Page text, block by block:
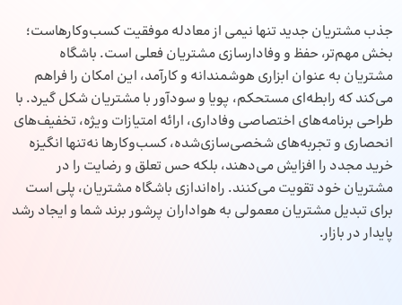
جذب مشتریان جدید تنها نیمی از معادله موفقیت کسب‌وکارهاست؛
بخش مهم‌تر، حفظ و وفادارسازی مشتریان فعلی است. باشگاه
مشتریان به عنوان ابزاری هوشمندانه و کارآمد، این امکان را فراهم
می‌کند که رابطه‌ای مستحکم، پویا و سودآور با مشتریان شکل گیرد. با
طراحی برنامه‌های اختصاصی وفاداری، ارائه امتیازات ویژه، تخفیف‌های
انحصاری و تجربه‌های شخصی‌سازی‌شده، کسب‌وکارها نه‌تنها انگیزه
خرید مجدد را افزایش می‌دهند، بلکه حس تعلق و رضایت را در
مشتریان خود تقویت می‌کنند. راه‌اندازی باشگاه مشتریان، پلی است
برای تبدیل مشتریان معمولی به هواداران پرشور برند شما و ایجاد رشد
پایدار در بازار.